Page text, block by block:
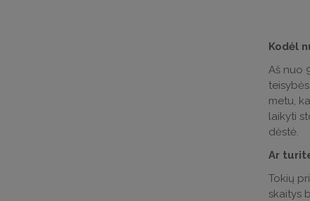
Kodėl
Aš nuo
metu,
laikyti
dėstė.
Ar
Tokių
skaitys